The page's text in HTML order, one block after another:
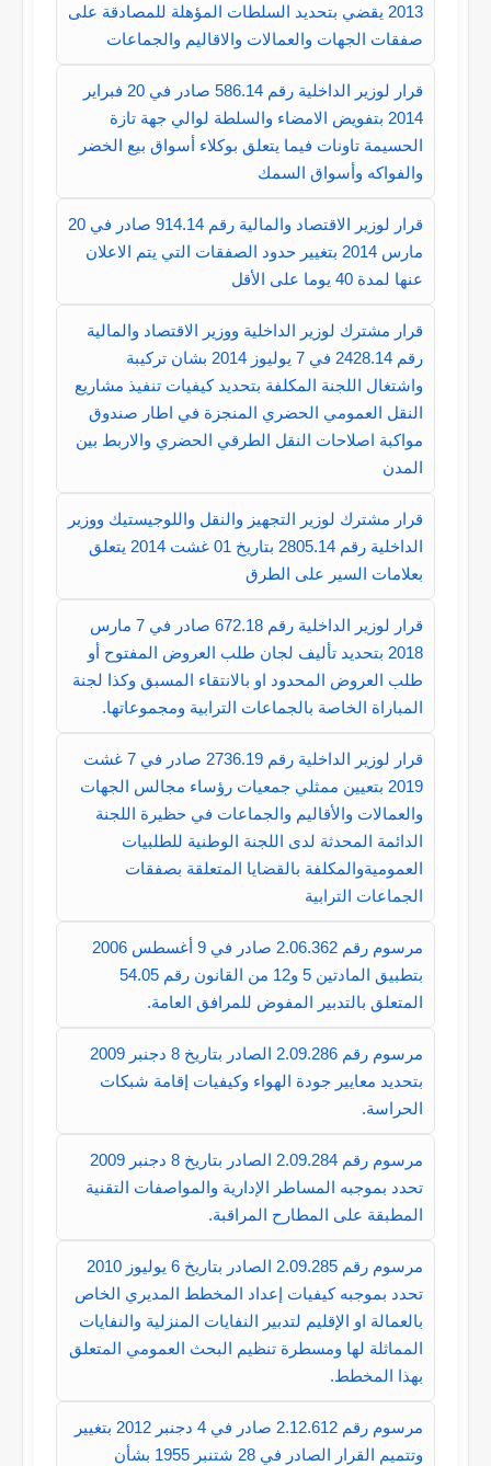
2013 يقضي بتحديد السلطات المؤهلة للمصادقة على
صفقات الجهات والعمالات والاقاليم والجماعات
قرار لوزير الداخلية رقم 586.14 صادر في 20 فبراير
2014 بتفويض الامضاء والسلطة لوالي جهة تازة
الحسيمة تاونات فيما يتعلق بوكلاء أسواق بيع الخضر
والفواكه وأسواق السمك
قرار لوزير الاقتصاد والمالية رقم 914.14 صادر في 20
مارس 2014 بتغيير حدود الصفقات التي يتم الاعلان
عنها لمدة 40 يوما على الأقل
قرار مشترك لوزير الداخلية ووزير الاقتصاد والمالية
رقم 2428.14 في 7 يوليوز 2014 بشان تركيبة
واشتغال اللجنة المكلفة بتحديد كيفيات تنفيذ مشاريع
النقل العمومي الحضري المنجزة في اطار صندوق
مواكبة اصلاحات النقل الطرقي الحضري والاربط بين
المدن
قرار مشترك لوزير التجهيز والنقل واللوجيستيك ووزير
الداخلية رقم 2805.14 بتاريخ 01 غشت 2014 يتعلق
بعلامات السير على الطرق
قرار لوزير الداخلية رقم 672.18 صادر في 7 مارس
2018 بتحديد تأليف لجان طلب العروض المفتوح أو
طلب العروض المحدود او بالانتقاء المسبق وكذا لجنة
المباراة الخاصة بالجماعات الترابية ومجموعاتها.
قرار لوزير الداخلية رقم 2736.19 صادر في 7 غشت
2019 بتعيين ممثلي جمعيات رؤساء مجالس الجهات
والعمالات والأقاليم والجماعات في حظيرة اللجنة
الدائمة المحدثة لدى اللجنة الوطنية للطلبيات
العموميةوالمكلفة بالقضايا المتعلقة بصفقات
الجماعات الترابية
مرسوم رقم 2.06.362 صادر في 9 أغسطس 2006
بتطبيق المادتين 5 و12 من القانون رقم 54.05
المتعلق بالتدبير المفوض للمرافق العامة.
مرسوم رقم 2.09.286 الصادر بتاريخ 8 دجنبر 2009
بتحديد معايير جودة الهواء وكيفيات إقامة شبكات
الحراسة.
مرسوم رقم 2.09.284 الصادر بتاريخ 8 دجنبر 2009
تحدد بموجبه المساطر الإدارية والمواصفات التقنية
المطبقة على المطارح المراقبة.
مرسوم رقم 2.09.285 الصادر بتاريخ 6 يوليوز 2010
تحدد بموجبه كيفيات إعداد المخطط المديري الخاص
بالعمالة او الإقليم لتدبير النفايات المنزلية والنفايات
المماثلة لها ومسطرة تنظيم البحث العمومي المتعلق
بهذا المخطط.
مرسوم رقم 2.12.612 صادر في 4 دجنبر 2012 بتغيير
وتتميم القرار الصادر في 28 شتنبر 1955 بشأن